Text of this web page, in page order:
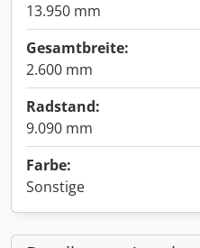
13.950 mm
Gesamtbreite:
2.600 mm
Radstand:
9.090 mm
Farbe:
Sonstige